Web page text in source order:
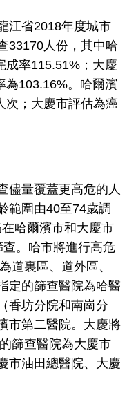
省2018年度城市
33170人份，其中哈
成率115.51%；大慶
為103.16%。哈爾濱
次；大慶市評估為癌
量覆蓋更高危的人
範圍由40至74歲調
哈爾濱市和大慶市
。哈市將進行高危
道裏區、道外區、
定的篩查醫院為哈醫
香坊分院和南崗分
市第二醫院。大慶將
篩查醫院為大慶市
市油田總醫院、大慶